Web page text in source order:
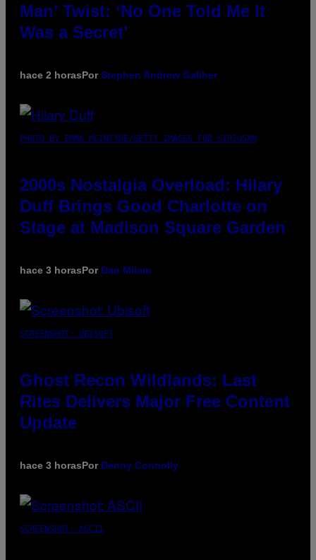
Man’ Twist: ‘No One Told Me It
Was a Secret’
hace 2 horasPorStephen Andrew Galiher
PHOTO BY EMMA MCINTYRE/GETTY IMAGES FOR SIRIUSXM
2000s Nostalgia Overload: Hilary
Duff Brings Good Charlotte on
Stage at Madison Square Garden
hace 3 horasPor Dan Milam
SCREENSHOT: UBISOFT
Ghost Recon Wildlands: Last
Rites Delivers Major Free Content
Update
hace 3 horasPor Denny Connolly
SCREENSHOT: ASCII